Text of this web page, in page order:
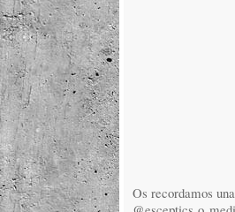
Os recordamos